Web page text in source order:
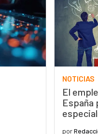
NOTICIAS
El
España
por